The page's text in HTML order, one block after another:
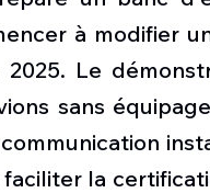
à modifier
Le
sans
faciliter la